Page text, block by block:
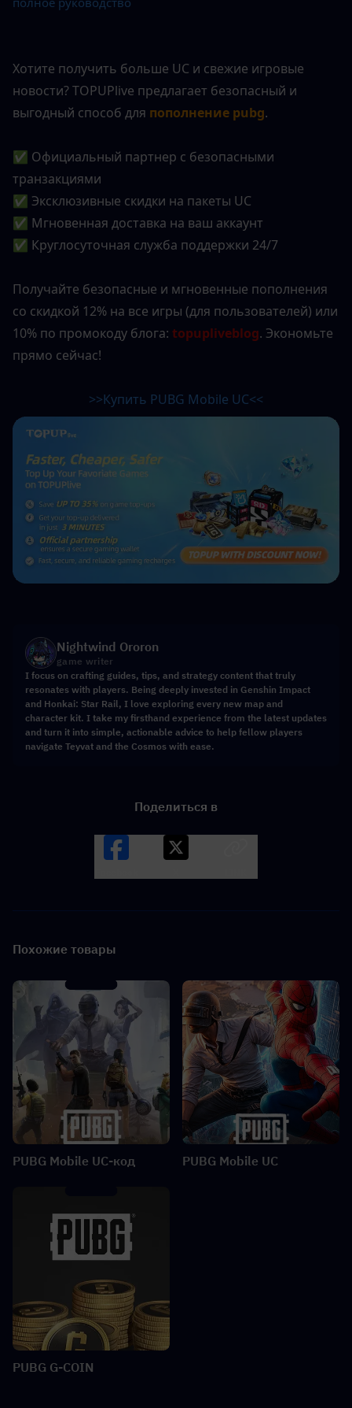
Хотите получить больше UC и свежие игровые
новости? TOPUPlive предлагает безопасный и
выгодный способ для пополнение pubg.
✅ Официальный партнер с безопасными
транзакциями
✅ Эксклюзивные скидки на пакеты UC
✅ Мгновенная доставка на ваш аккаунт
✅ Круглосуточная служба поддержки 24/7
Получайте безопасные и мгновенные пополнения
со скидкой 12% на все игры (для пользователей) или
10% по промокоду блога: topupliveblog. Экономьте
прямо сейчас!
>>Купить PUBG Mobile UC<<
Nightwind Ororon
game writer
I focus on crafting guides, tips, and strategy content that truly
resonates with players. Being deeply invested in Genshin Impact
and Honkai: Star Rail, I love exploring every new map and
character kit. I take my firsthand experience from the latest updates
and turn it into simple, actionable advice to help fellow players
navigate Teyvat and the Cosmos with ease.
Поделиться в
Похожие товары
PUBG Mobile UC-код PUBG Mobile UC
PUBG G-COIN